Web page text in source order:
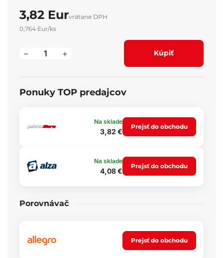
3,82 Eurvrátane DPH
0,764 Eur/ks
+
– Kúpiť
Ponuky TOP predajcov
Na sklade
3,82 €
Prejsť do obchodu
Na sklade
4,08 €
Prejsť do obchodu
Porovnávač
Prejsť do obchodu